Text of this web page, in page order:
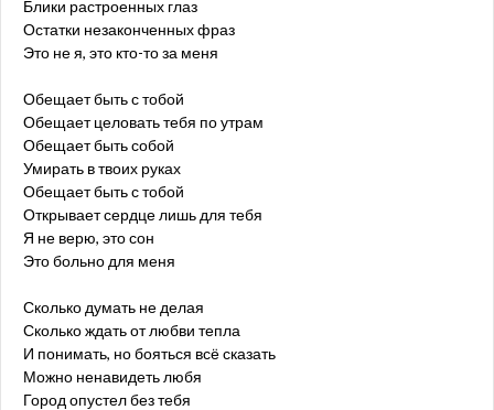
Блики растроенных глаз
Остатки незаконченных фраз
Это не я, это кто-то за меня
Обещает быть с тобой
Обещает целовать тебя по утрам
Обещает быть собой
Умирать в твоих руках
Обещает быть с тобой
Открывает сердце лишь для тебя
Я не верю, это сон
Это больно для меня
Сколько думать не делая
Сколько ждать от любви тепла
И понимать, но бояться всё сказать
Можно ненавидеть любя
Город опустел без тебя